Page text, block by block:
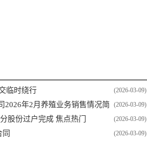
(2026-03-09)
临时绕行
(2026-03-09)
2026年2月养殖业务销售情况简
(2026-03-09)
股份过户完成 焦点热门
(2026-03-09)